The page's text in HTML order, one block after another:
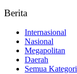
Berita
Internasional
Nasional
Megapolitan
Daerah
Semua Kategori